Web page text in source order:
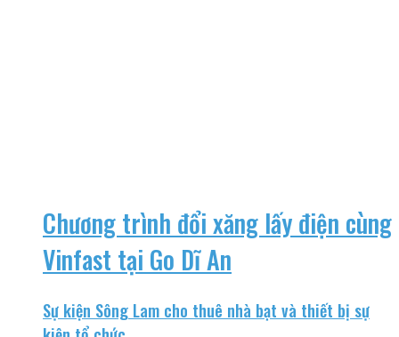
Chương trình đổi xăng lấy điện cùng
Vinfast tại Go Dĩ An
Sự kiện Sông Lam cho thuê nhà bạt và thiết bị sự